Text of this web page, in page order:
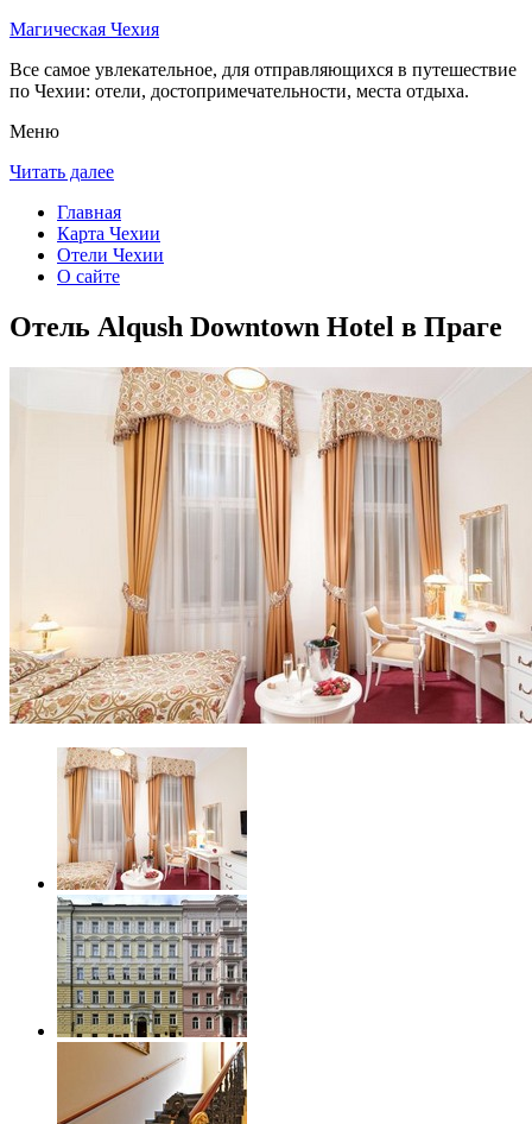
Магическая Чехия
Все самое увлекательное, для отправляющихся в путешествие
по Чехии: отели, достопримечательности, места отдыха.
Меню
Читать далее
Главная
Карта Чехии
Отели Чехии
О сайте
Отель Alqush Downtown Hotel в Праге